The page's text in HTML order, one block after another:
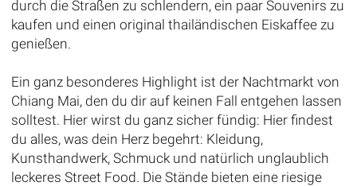
durch die Straßen zu schlendern, ein paar Souvenirs zu
kaufen und einen original thailändischen Eiskaffee zu
genießen.
Ein ganz besonderes Highlight ist der Nachtmarkt von
Chiang Mai, den du dir auf keinen Fall entgehen lassen
solltest. Hier wirst du ganz sicher fündig: Hier findest
du alles, was dein Herz begehrt: Kleidung,
Kunsthandwerk, Schmuck und natürlich unglaublich
leckeres Street Food. Die Stände bieten eine riesige